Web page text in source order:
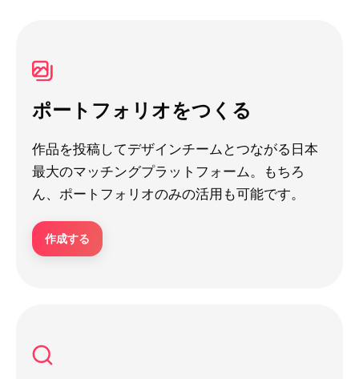
ポートフォリオをつくる
作品を投稿してデザインチームとつながる日本
最大のマッチングプラットフォーム。もちろ
ん、ポートフォリオのみの活用も可能です。
作成する